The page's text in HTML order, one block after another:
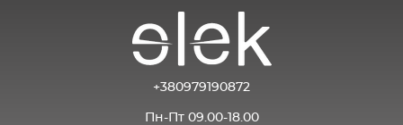
+380979190872
Пн-Пт 09.00-18.00